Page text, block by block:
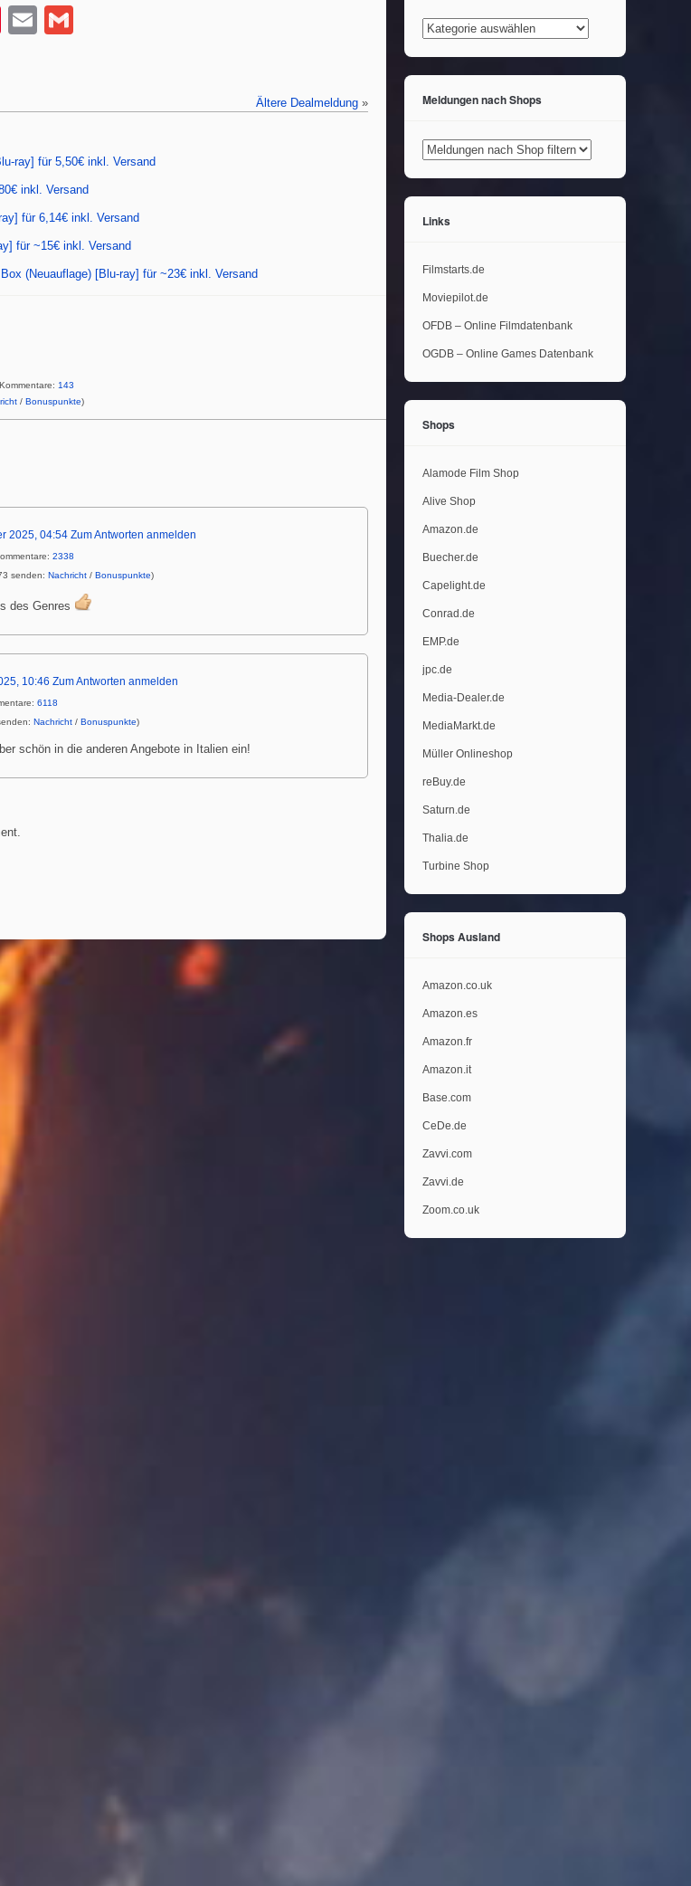
Pi
e
E
Ältere Dealmeldung »
ray] für 5,50€ inkl. Versand
inkl. Versand
für 6,14€ inkl. Versand
für ~15€ inkl. Versand
(Neuauflage) [Blu-ray] für ~23€ inkl. Versand
143
/ Bonuspunkte)
2025, 04:54 Zum Antworten anmelden
2338
senden: Nachricht / Bonuspunkte)
des Genres
10:46 Zum Antworten anmelden
6118
Nachricht / Bonuspunkte)
schön in die anderen Angebote in Italien ein!
Kategorien
Meldungen nach Shops
Links
Filmstarts.de
Moviepilot.de
OFDB – Online Filmdatenbank
OGDB – Online Games Datenbank
Shops
Alamode Film Shop
Alive Shop
Amazon.de
Buecher.de
Capelight.de
Conrad.de
EMP.de
jpc.de
Media-Dealer.de
MediaMarkt.de
Müller Onlineshop
reBuy.de
Saturn.de
Thalia.de
Turbine Shop
Shops Ausland
Amazon.co.uk
Amazon.es
Amazon.fr
Amazon.it
Base.com
CeDe.de
Zavvi.com
Zavvi.de
Zoom.co.uk